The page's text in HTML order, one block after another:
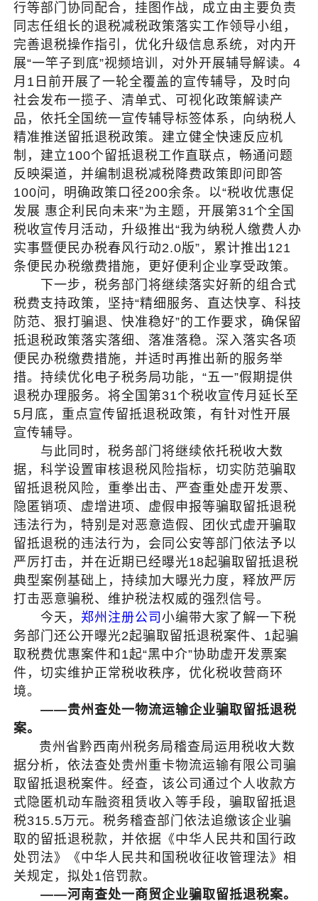
行等部门协同配合，挂图作战，成立由主要负责
同志任组长的退税减税政策落实工作领导小组，
完善退税操作指引，优化升级信息系统，对内开
展“一竿子到底”视频培训，对外开展辅导解读。4
月1日前开展了一轮全覆盖的宣传辅导，及时向
社会发布一揽子、清单式、可视化政策解读产
品，依托全国统一宣传辅导标签体系，向纳税人
精准推送留抵退税政策。建立健全快速反应机
制，建立100个留抵退税工作直联点，畅通问题
反映渠道，并编制退税减税降费政策即问即答
100问，明确政策口径200余条。以“税收优惠促
发展 惠企利民向未来”为主题，开展第31个全国
税收宣传月活动，升级推出“我为纳税人缴费人办
实事暨便民办税春风行动2.0版”，累计推出121
条便民办税缴费措施，更好便利企业享受政策。
下一步，税务部门将继续落实好新的组合式
税费支持政策，坚持“精细服务、直达快享、科技
防范、狠打骗退、快准稳好”的工作要求，确保留
抵退税政策落实落细、落准落稳。深入落实各项
便民办税缴费措施，并适时再推出新的服务举
措。持续优化电子税务局功能，“五一”假期提供
退税办理服务。将全国第31个税收宣传月延长至
5月底，重点宣传留抵退税政策，有针对性开展
宣传辅导。
与此同时，税务部门将继续依托税收大数
据，科学设置审核退税风险指标，切实防范骗取
留抵退税风险，重拳出击、严查重处虚开发票、
隐匿销项、虚增进项、虚假申报等骗取留抵退税
违法行为，特别是对恶意造假、团伙式虚开骗取
留抵退税的违法行为，会同公安等部门依法予以
严厉打击，并在近期已经曝光18起骗取留抵退税
典型案例基础上，持续加大曝光力度，释放严厉
打击恶意骗税、维护税法权威的强烈信号。
今天， 郑州注册公司小编带大家了解一下税
务部门还公开曝光2起骗取留抵退税案件、1起骗
取税费优惠案件和1起“黑中介”协助虚开发票案
件，切实维护正常税收秩序，优化税收营商环
境。
——贵州查处一物流运输企业骗取留抵退税
案。
贵州省黔西南州税务局稽查局运用税收大数
据分析，依法查处贵州重卡物流运输有限公司骗
取留抵退税案件。经查，该公司通过个人收款方
式隐匿机动车融资租赁收入等手段，骗取留抵退
税315.5万元。税务稽查部门依法追缴该企业骗
取的留抵退税款，并依据《中华人民共和国行政
处罚法》《中华人民共和国税收征收管理法》相
关规定，拟处1倍罚款。
——河南查处一商贸企业骗取留抵退税案。